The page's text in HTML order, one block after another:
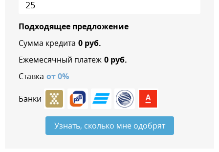
Подходящее предложение
Сумма кредита 0руб.
Ежемесячный платеж 0руб.
Ставка от0%
Банки
Узнать, сколько мне одобрят